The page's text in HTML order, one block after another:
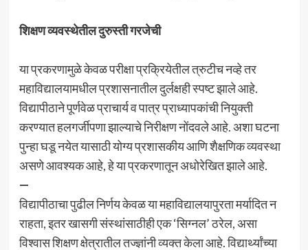
शिक्षण व्यवस्थेतील दुरुस्ती गरजेची
या प्रकरणामुळे केवळ परीक्षा प्रक्रियेतील त्रुटीच नव्हे तर
महाविद्यालयामधील प्रशासनातील दुर्लक्षही स्पष्ट झाले आहे.
विद्यापीठाने पूर्णवेळ प्राचार्य व पात्र प्राध्यापकांची नियुक्ती
करण्यात हलगर्जीपणा झाल्याचे निरीक्षण नोंदवले आहे. अशा घटना
पुन्हा घडू नयेत यासाठी योग्य प्रशासकीय आणि शैक्षणिक व्यवस्था
असणे आवश्यक आहे, हे या प्रकरणातून अधोरेखित झाले आहे.
—
विद्यापीठाचा पुढील निर्णय केवळ या महाविद्यालयापुरता मर्यादित न
राहता, इतर खासगी संस्थांसाठीही एक ‘सिग्नल’ ठरेल, असा
विश्वास शिक्षण क्षेत्रातील तज्ज्ञांनी व्यक्त केला आहे. विद्यार्थ्यांच्या